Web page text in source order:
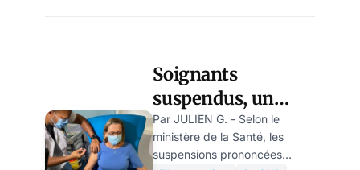
Soignants
suspendus, un
risque réel sur
l’offre de santé
Par JULIEN G. - Selon le
ministère de la Santé, les
suspensions prononcées